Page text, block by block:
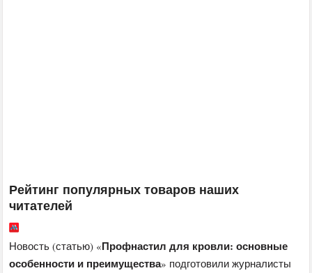
Рейтинг популярных товаров наших
читателей
Новость (статью) «Профнастил для кровли: основные
особенности и преимущества» подготовили журналисты